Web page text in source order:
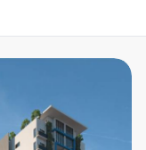
Tu Casa RD